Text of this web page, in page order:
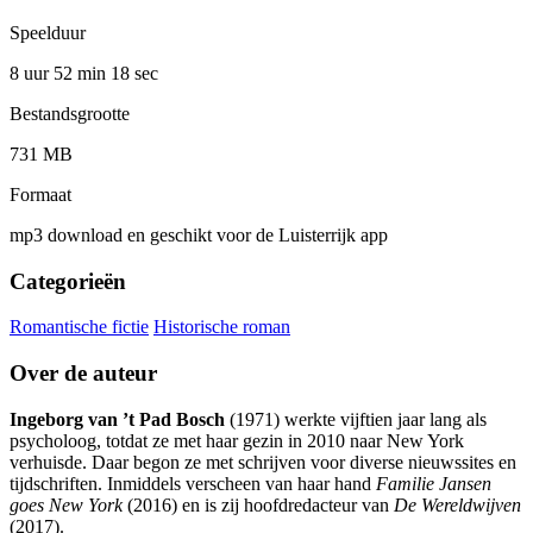
Speelduur
8 uur 52 min 18 sec
Bestandsgrootte
731 MB
Formaat
mp3 download en geschikt voor de Luisterrijk app
Categorieën
Romantische fictie Historische roman
Over de auteur
Ingeborg van ’t Pad Bosch (1971) werkte vijftien jaar lang als
psycholoog, totdat ze met haar gezin in 2010 naar New York
verhuisde. Daar begon ze met schrijven voor diverse nieuwssites en
tijdschriften. Inmiddels verscheen van haar hand Familie Jansen
goes New York(2016) en is zij hoofdredacteur van De Wereldwijven
(2017).